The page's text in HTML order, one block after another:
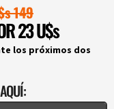
149
23 U$s
los próximos dos